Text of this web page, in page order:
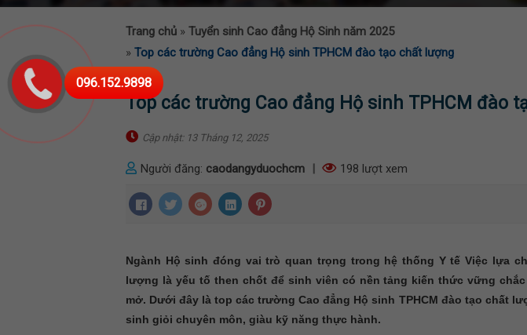
096.152.9898
Trang chủ » Tuyển sinh Cao đẳng Hộ Sinh năm 2025
» Top các trường Cao đẳng Hộ sinh TPHCM đào tạo chất lượng
Top các trường Cao đẳng Hộ sinh TPHCM đào
Cập nhật: 13 Tháng 12, 2025
Người đăng: caodangyduochcm 198 lượt xem
Ngành Hộ sinh đóng vai trò quan trọng trong hệ thống Y tế Việc lựa
lượng là yếu tố then chốt để sinh viên có nền tảng kiến thức vững
mở. Dưới đây là top các trường Cao đẳng Hộ sinh TPHCM đào tạo chất
sinh giỏi chuyên môn, giàu kỹ năng thực hành.